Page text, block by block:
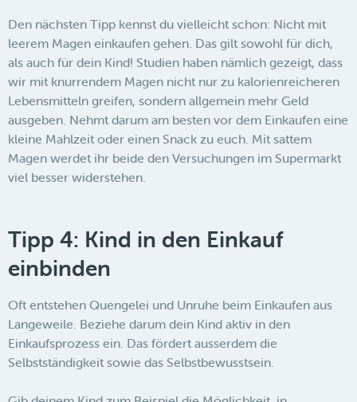
Den nächsten Tipp kennst du vielleicht schon: Nicht mit
leerem Magen einkaufen gehen. Das gilt sowohl für dich,
als auch für dein Kind! Studien haben nämlich gezeigt, dass
wir mit knurrendem Magen nicht nur zu kalorienreicheren
Lebensmitteln greifen, sondern allgemein mehr Geld
ausgeben. Nehmt darum am besten vor dem Einkaufen eine
kleine Mahlzeit oder einen Snack zu euch. Mit sattem
Magen werdet ihr beide den Versuchungen im Supermarkt
viel besser widerstehen.
Tipp 4: Kind in den Einkauf
einbinden
Oft entstehen Quengelei und Unruhe beim Einkaufen aus
Langeweile. Beziehe darum dein Kind aktiv in den
Einkaufsprozess ein. Das fördert ausserdem die
Selbstständigkeit sowie das Selbstbewusstsein.